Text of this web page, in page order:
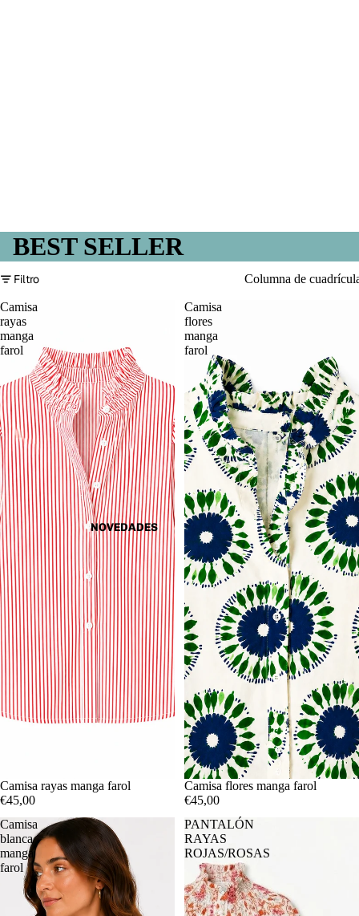
NOVEDADES
BEST SELLER
Filtro Columna de
Camisa
rayas
manga
farol
Camisa rayas manga farol
€45,00
Camisa
flores
manga
farol
AGOTADO
Camisa flores manga farol
€45,00
Camisa
blanca
manga
farol
PANTALÓN
RAYAS
ROJAS/ROSAS